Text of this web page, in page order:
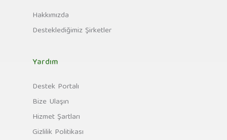
Hakkımızda
Desteklediğimiz Şirketler
Yardım
Destek Portalı
Bize Ulaşın
Hizmet Şartları
Gizlilik Politikası